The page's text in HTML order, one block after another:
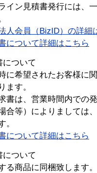
イン見積書発行には、
人会員（BizID）の詳細
について詳細はこちら
について
に希望されたお客様に
ます。
書は、営業時間内での
合等）によりましては
。
について詳細はこちら
について
る商品に同梱致します。